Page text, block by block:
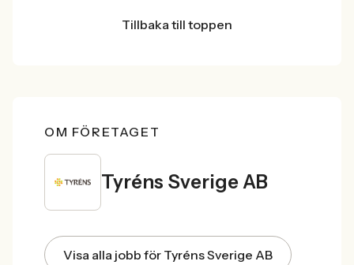
Tillbaka till toppen
OM FÖRETAGET
Tyréns Sverige AB
Visa alla jobb för Tyréns Sverige AB